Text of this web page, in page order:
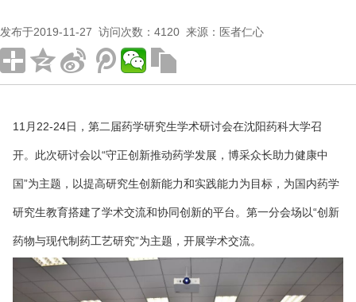
发布于2019-11-27 访问次数：4120 来源：医者仁心
11月22-24日，第二届药学研究生学术研讨会在沈阳药科大学召
开。此次研讨会以“守正创新推动药学发展，博采众长助力健康中
国”为主题，以提高研究生创新能力和实践能力为目标，为国内药学
研究生教育搭建了学术交流和协同创新的平台。第一分会场以“创新
药物与现代制药工艺研究”为主题，开展学术交流。